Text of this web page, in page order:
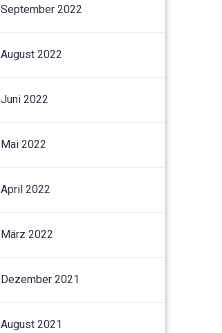
September 2022
August 2022
Juni 2022
Mai 2022
April 2022
März 2022
Dezember 2021
August 2021